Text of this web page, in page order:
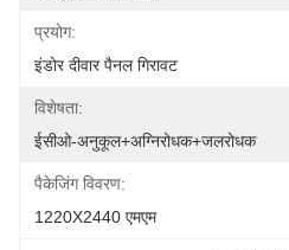
प्रयोग:
इंडोर दीवार पैनल गिरावट
विशेषता:
ईसीओ-अनुकूल+अग्निरोधक+जलरोधक
पैकेजिंग विवरण:
1220X2440 एमएम